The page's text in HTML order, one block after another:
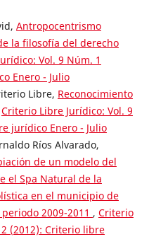
Antropocentrismo
la filosofía del derecho
Vol. 9 Núm. 1
Enero - Julio
Libre, Reconocimiento
Criterio Libre Jurídico: Vol. 9
jurídico Enero - Julio
Ríos Alvarado,
de un modelo del
el Spa Natural de la
en el municipio de
2009-2011 , Criterio
(2012): Criterio libre